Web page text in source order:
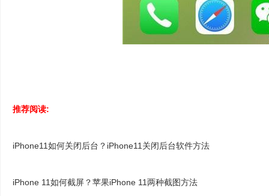
推荐阅读:
iPhone11如何关闭后台？iPhone11关闭后台软件方法
iPhone 11如何截屏？苹果iPhone 11两种截图方法